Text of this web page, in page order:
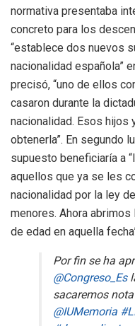
normativa presentaba
concreto para los
“establece dos nuevos
nacionalidad española”
precisó, “uno de ellos
casaron durante la
nacionalidad. Esos hijos
obtenerla”. En segundo
supuesto beneficiaría a
aquellos que ya se les
nacionalidad por la ley
menores. Ahora
de edad en aquella
Por fin se ha
@Congreso_Es
sacaremos
@IUMemoria